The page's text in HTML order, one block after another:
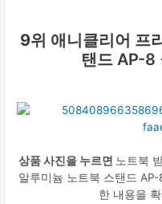
9위 애니클리어 프
탠드 AP-8
상품 사진을 누르면 노트북
알루미늄 노트북 스탠드
한 내용을